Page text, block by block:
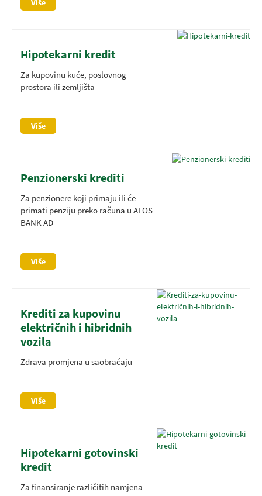
Više
Hipotekarni kredit
Za kupovinu kuće, poslovnog
prostora ili zemljišta
Više
Penzionerski krediti
Za penzionere koji primaju ili će
primati penziju preko računa u ATOS
BANK AD
Više
Krediti za kupovinu
električnih i hibridnih
vozila
Zdrava promjena u saobraćaju
Više
Hipotekarni gotovinski
kredit
Za finansiranje različitih namjena